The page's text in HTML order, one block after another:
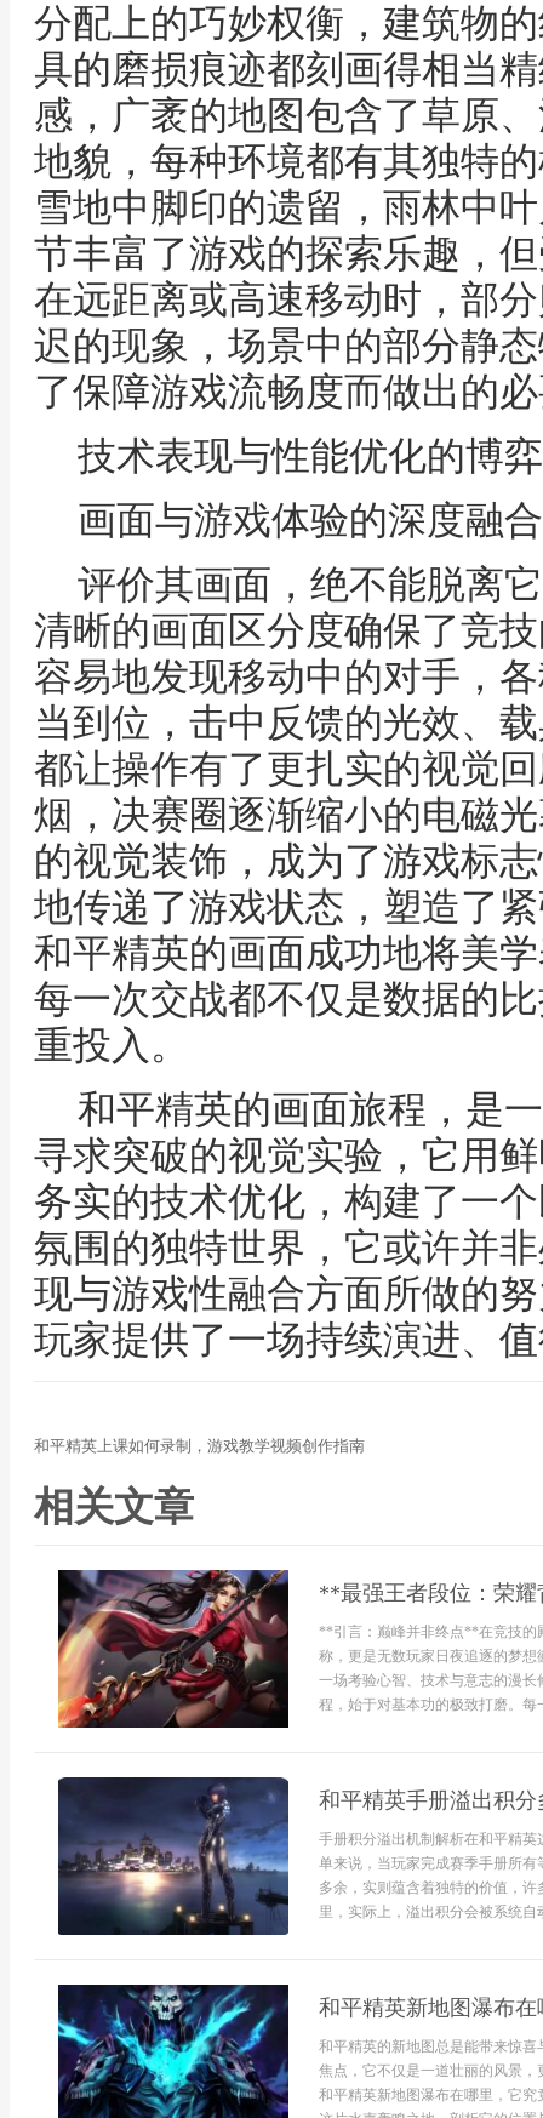
分配上的巧妙权衡，建筑物
具的磨损痕迹都刻画得相当
感，广袤的地图包含了草原
地貌，每种环境都有其独特
雪地中脚印的遗留，雨林中
节丰富了游戏的探索乐趣，
在远距离或高速移动时，部
迟的现象，场景中的部分静
了保障游戏流畅度而做出的
技术表现与性能优化的博弈
画面与游戏体验的深度融合
评价其画面，绝不能脱离
清晰的画面区分度确保了竞
容易地发现移动中的对手，
当到位，击中反馈的光效、
都让操作有了更扎实的视觉
烟，决赛圈逐渐缩小的电磁
的视觉装饰，成为了游戏标
地传递了游戏状态，塑造了
和平精英的画面成功地将美
每一次交战都不仅是数据的
重投入。
和平精英的画面旅程，是
寻求突破的视觉实验，它用
务实的技术优化，构建了一
氛围的独特世界，它或许并
现与游戏性融合方面所做的
玩家提供了一场持续演进、
和平精英上课如何录制，游戏教学视频创作指南
相关文章
**最强王者段位：荣
**引言：巅峰并非终点**在竞技的
称，更是无数玩家日夜追逐的梦
一场考验心智、技术与意志的漫
程，始于对基本功的极致打磨。
和平精英手册溢出积
手册积分溢出机制解析在和平精
单来说，当玩家完成赛季手册所
多余，实则蕴含着独特的价值，
里，实际上，溢出积分会被系统自
和平精英新地图瀑布
和平精英的新地图总是能带来惊
焦点，它不仅是一道壮丽的风景
和平精英新地图瀑布在哪里，它